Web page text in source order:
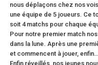
nous déplaçons chez nos
une équipe de 5 joueurs. Ce
soit 4 matchs pour chaque
Pour notre premier match
dans la lune. Après une
et commencent à jouer,
Enfin réveillés, nos jeunes